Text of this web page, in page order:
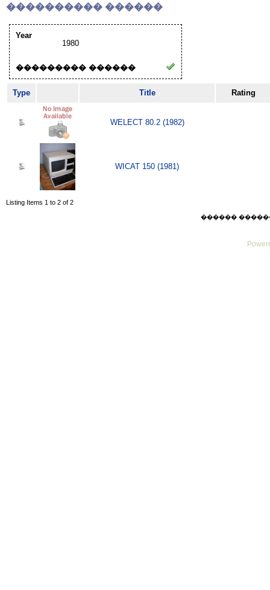
���������� ������
Year
1980
��������� ������
Type Title Rating
WELECT 80.2 (1982)
WICAT 150 (1981)
Listing Items 1 to 2 of 2
������ ������